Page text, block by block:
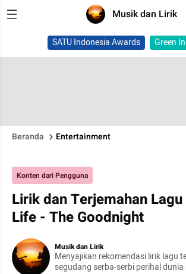
Musik dan Lirik
SATU Indonesia Awards Green
Beranda Entertainment
Konten dari Pengguna
Lirik dan Terjemahan
Life - The Goodnight
Musik dan Lirik
Menyajikan rekomendasi lirik lagu
segudang serba-serbi perihal dunia